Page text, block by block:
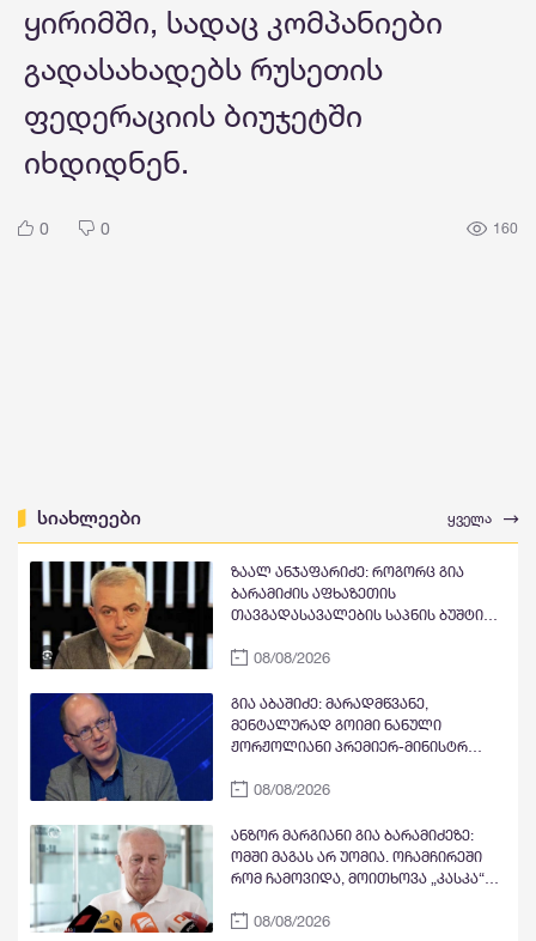
ყირიმში, სადაც კომპანიები
გადასახადებს რუსეთის
ფედერაციის ბიუჯეტში
იხდიდნენ.
0 0 160
სიახლეები ყველა
ზაალ ანჯაფარიძე: როგორც გია
ბარამიძის აფხაზეთის
თავგადასავალების საპნის ბუშტი
მიშა მშვილდაძის ვითომ რუსეთთან
ცოტა ხანში ვიხილავთ სხვა ვითომ
"ანტირუსების" მითების და ბუშტების
გასკდომის სერიას
08/08/2026
გია აბაშიძე: მარადმწვანე,
მენტალურად გოიმი ნანული
ჟორჟოლიანი პრემიერ-მინისტრ
შხამიან არსებას ჰგონია, რომ
ნაცჯალათ ერეკლე კოდუას ხანა
დადგება საქართველოში
08/08/2026
ანზორ მარგიანი გია ბარამიძეზე:
ომში მაგას არ უომია. ოჩამჩირეში
რომ ჩამოვიდა, მოითხოვა „კასკა“
დადიოდა, სურათებს იღებდა და
08/08/2026